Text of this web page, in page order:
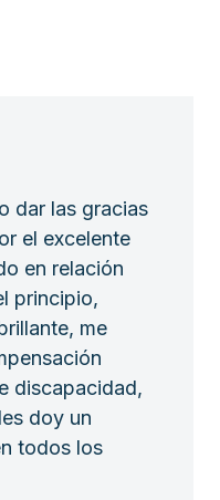
dar las gracias
el excelente
en relación
principio,
me
discapacidad,
doy un
todos los